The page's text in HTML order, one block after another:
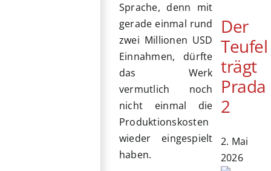
Sprache, denn mit
gerade einmal rund
zwei Millionen USD
Einnahmen, dürfte
das Werk
vermutlich noch
nicht einmal die
Produktionskosten
wieder eingespielt
haben.
Der
Teufel
trägt
Prada
2
2. Mai
2026